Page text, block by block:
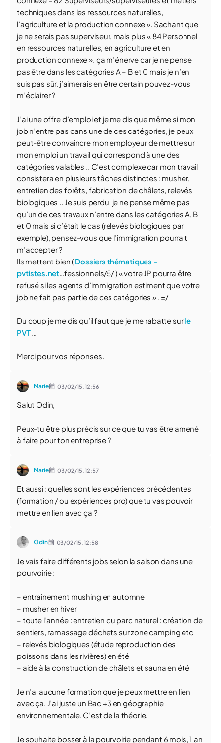
techniques dans les ressources naturelles,
l’agriculture et la production connexe ». Sachant que
je ne serais pas superviseur, mais plus « 84 Personnel
en ressources naturelles, en agriculture et en
production connexe ». ça m’énerve car je ne pense
pas être dans les catégories A – B et 0 mais je n’en
suis pas sûr, j’aimerais en être certain pouvez-vous
m’éclairer ?
J’ai une offre d’emploi et je me dis que même si mon
job n’entre pas dans une de ces catégories, je peux
peut-être convaincre mon employeur de mettre sur
mon emploi un travail qui correspond à une des
catégories valables .. C’est complexe car mon travail
consistera en plusieurs tâches distinctes : musher,
entretien des forêts, fabrication de châlets, relevés
biologiques .. Je suis perdu, je ne pense même pas
qu’un de ces travaux n’entre dans les catégories A, B
et 0 mais si c’était le cas (relevés biologiques par
exemple), pensez-vous que l’immigration pourrait
m’accepter ?
Ils mettent bien ( Dossiers thématiques -
pvtistes.net…fessionnels/5/ ) « votre JP pourra être
refusé si les agents d’immigration estiment que votre
job ne fait pas partie de ces catégories » . =/
Du coup je me dis qu’il faut que je me rabatte surle
PVT…
Merci pour vos réponses.
Marie 03/02/15,12:56
Salut Odin,
Peux-tu être plus précis sur ce que tu vas être amené
à faire pour ton entreprise ?
Marie 03/02/15,12:57
Et aussi : quelles sont les expériences précédentes
(formation / ou expériences pro) que tu vas pouvoir
mettre en lien avec ça ?
Odin 03/02/15,12:58
Je vais faire différents jobs selon la saison dans une
pourvoirie :
– entrainement mushing en automne
– musher en hiver
– toute l’année : entretien du parc naturel : création de
sentiers, ramassage déchets sur zone camping etc
– relevés biologiques (étude reproduction des
poissons dans les rivières) en été
– aide à la construction de châlets et sauna en été
Je n’ai aucune formation que je peux mettre en lien
avec ça. J’ai juste un Bac +3 en géographie
environnementale. C’est de la théorie.
Je souhaite bosser à la pourvoirie pendant 6 mois, 1 an